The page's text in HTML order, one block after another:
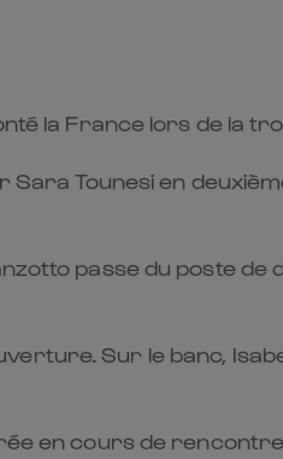
la France lors de la
Tounesi en
passe du poste de
Sur le banc,
en cours de rencontre.